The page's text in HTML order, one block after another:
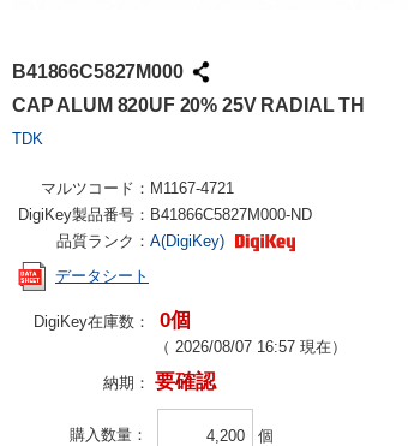
B41866C5827M000
CAP ALUM 820UF 20% 25V RADIAL TH
TDK
マルツコード： M1167-4721
DigiKey製品番号： B41866C5827M000-ND
品質ランク： A(DigiKey)
データシート
DigiKey在庫数： 0個
（ 2026/08/07 16:57 現在）
納期： 要確認
購入数量 個